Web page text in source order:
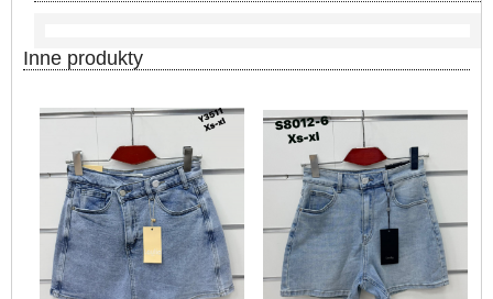
Inne produkty